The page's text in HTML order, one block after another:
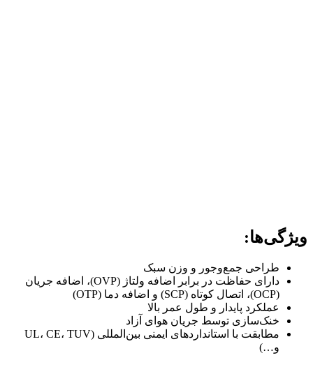
ویژگی‌ها:
طراحی جمع‌وجور و وزن سبک
دارای حفاظت در برابر اضافه ولتاژ (OVP)، اضافه جریان
(OCP)، اتصال کوتاه (SCP) و اضافه دما (OTP)
عملکرد پایدار و طول عمر بالا
خنک‌سازی توسط جریان هوای آزاد
مطابقت با استانداردهای ایمنی بین‌المللی (UL، CE، TUV
و…)